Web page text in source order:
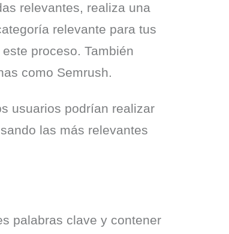
relevantes, realiza una
relevante para tus
proceso. También
como Semrush.
usuarios podrían realizar
las más relevantes
palabras clave y contener